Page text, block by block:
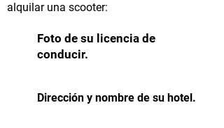
alquilar una scooter:
Foto de su licencia de
conducir.
Dirección y nombre de su hotel.